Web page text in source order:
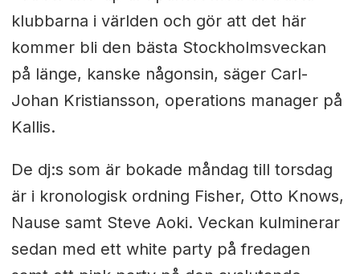
klubbarna i världen och gör att det här
kommer bli den bästa Stockholmsveckan
på länge, kanske någonsin, säger Carl-
Johan Kristiansson, operations manager på
Kallis.
De dj:s som är bokade måndag till torsdag
är i kronologisk ordning Fisher, Otto Knows,
Nause samt Steve Aoki. Veckan kulminerar
sedan med ett white party på fredagen